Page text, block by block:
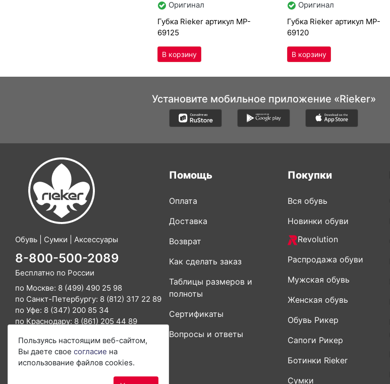
Оригинал
губ­ка Ri­eker артикул MP-
69125
Оригинал
губ­ка Ri­eker артикул MP-
69120
Установите мобильное приложение «Rieker»
Обувь | Сумки | Аксессуары
8-800-500-2089
Бесплатно по России
по Москве: 8 (499) 490 25 98
по Санкт-Петербургу: 8 (812) 317 22 89
по Уфе: 8 (347) 200 85 34
по Краснодару: 8 (861) 205 44 89
E-mail: info@rieker-shop.ru
Помощь
Оплата
Доставка
Возврат
Как сделать заказ
Таблицы размеров и
полноты
Сертификаты
Вопросы и ответы
Покупки
Вся обувь
Новинки обуви
Revolution
Распродажа обуви
Мужская обувь
Женская обувь
Обувь Рикер
Сапоги Рикер
Ботинки Rieker
Сумки
Пользуясь настоящим веб-сайтом,
Вы даете свое согласие на
использование файлов cookies.